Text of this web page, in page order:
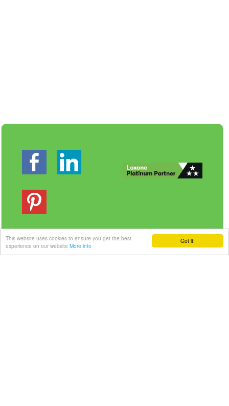
Got it!
This website uses cookies to ensure you get the best
experience on our website More info